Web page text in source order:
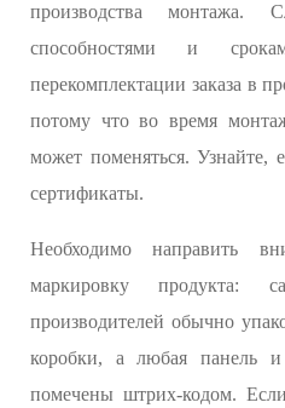
производства монтажа.
способностями и
перекомплектации заказа в
потому что во время
может поменяться.
сертификаты.
Необходимо направить
маркировку продукта:
производителей обычно
коробки, а любая панель
помечены штрих-кодом.